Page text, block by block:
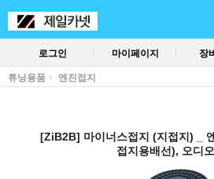
로그인 마이페이지 장
튜닝용품 엔진접지
[ZiB2B] 마이너스접지 (지접지) _
접지용배선), 오디